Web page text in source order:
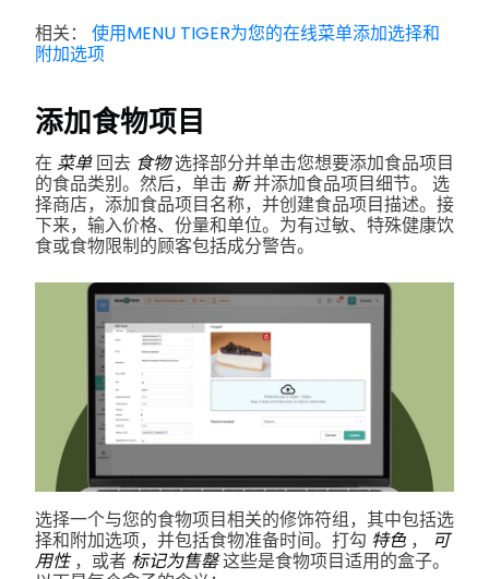
相关： 使用MENU TIGER为您的在线菜单添加选择和
附加选项
添加食物项目
在 菜单回去 食物选择部分并单击您想要添加食品项目
的食品类别。然后，单击 新并添加食品项目细节。 选
择商店，添加食品项目名称，并创建食品项目描述。接
下来，输入价格、份量和单位。为有过敏、特殊健康饮
食或食物限制的顾客包括成分警告。
选择一个与您的食物项目相关的修饰符组，其中包括选
择和附加选项，并包括食物准备时间。打勾 特色 ，
可
用性，或者 标记为售罄这些是食物项目适用的盒子。